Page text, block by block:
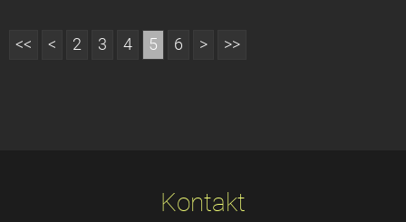
<< < 2 3 4 5 6 > >>
Kontakt